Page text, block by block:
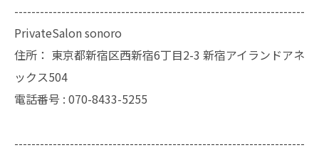
--------------------------------------------------------------------
PrivateSalon sonoro
住所： 東京都新宿区西新宿6丁目2-3 新宿アイランドアネ
ックス504
電話番号 : 070-8433-5255
--------------------------------------------------------------------